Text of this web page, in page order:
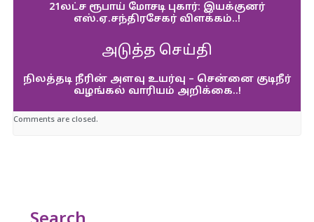
21லட்ச ரூபாய் மோசடி புகார்: இயக்குனர்
எஸ்.ஏ.சந்திரசேகர் விளக்கம்..!
அடுத்த செய்தி
நிலத்தடி நீரின் அளவு உயர்வு – சென்னை குடிநீர்
வழங்கல் வாரியம் அறிக்கை..!
Comments are closed.